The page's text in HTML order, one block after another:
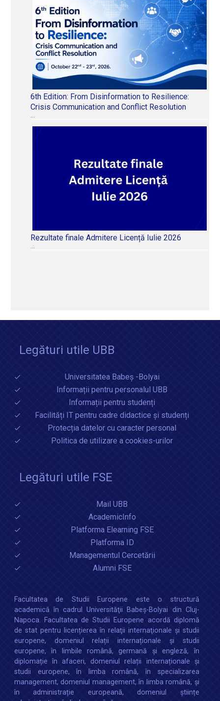
6th Edition: From Disinformation to Resilience:
Crisis Communication and Conflict Resolution
Rezultate finale Admitere Licență Iulie 2026
…
Legături utile UBB
Universitatea Babeș -Bolyai
Informații pentru personalul UBB
Informații pentru studenți
Facilități IT pentru cadre didactice și studenți
Protecția datelor cu caracter personal
Politica de utilizare a cookies-urilor
Legături utile FSE
Mail UBB
AcademicInfo
Platforma Elearning FSE
Platforma ID
Managementul Cercetării
Alumni FSE
Facultatea de Studii Europene este o structură
academică în cadrul Universităţii Babeș-Bolyai din Cluj-
Napoca. Facultatea de Studii Europene acordă diplomă
de stat pentru licențierea în relaţii internaţionale şi studii
europene, domeniul relații internaționale şi studii
europene, în limbile română, germană și engleză, în
diplomație în afaceri, domeniul relații internaționale și
studii europene, în limba română, în specializarea
management, domeniul management, în limba română, și
în administrație europeană, domeniul științe